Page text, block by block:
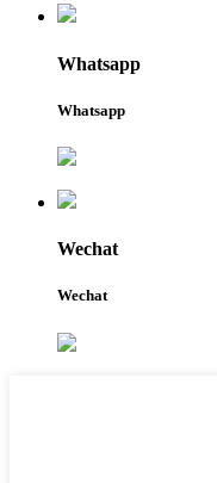
Whatsapp
Whatsapp
Wechat
Wechat